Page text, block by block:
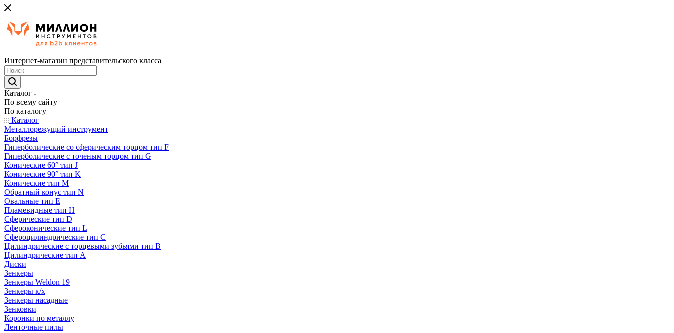
Интернет-магазин представительского класса
Каталог
По всему сайту
По каталогу
Каталог
Металлорежущий инструмент
Борфрезы
Гиперболические cо сферическим торцом тип F
Гиперболические с точеным торцом тип G
Конические 60° тип J
Конические 90° тип K
Конические тип M
Обратный конус тип N
Овальные тип E
Пламевидные тип H
Сферические тип D
Сфероконические тип L
Сфероцилиндрические тип C
Цилиндрические с торцевыми зубьями тип B
Цилиндрические тип А
Диски
Зенкеры
Зенкеры Weldon 19
Зенкеры к/х
Зенкеры насадные
Зенковки
Коронки по металлу
Ленточные пилы